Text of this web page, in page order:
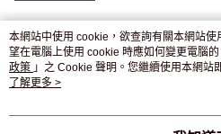
熱門標籤
熱銷排行
本網站中使用 cookie，欲查詢有關本網站
望在電腦上使用 cookie 時應如何變更電腦
政策 」之 Cookie 聲明。您繼續使用本網站
條款之 Cookie 聲明使用 cookie。
了解更多 >